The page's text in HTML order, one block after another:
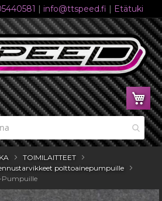
| info@ttspeed.fi | Etätuki
TOIMILAITTEET
polttoainepumpuille
Pumpuille